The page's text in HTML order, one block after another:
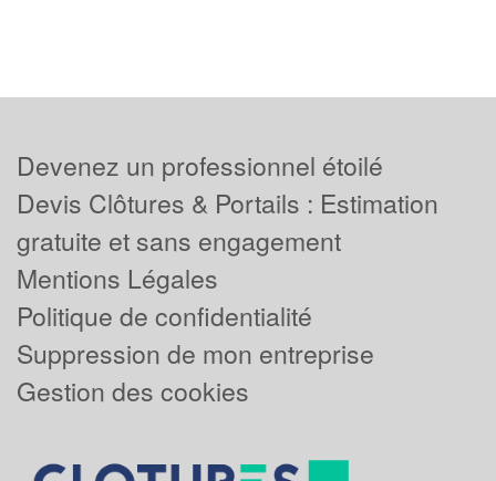
Devenez un professionnel étoilé
Devis Clôtures & Portails : Estimation
gratuite et sans engagement
Mentions Légales
Politique de confidentialité
Suppression de mon entreprise
Gestion des cookies